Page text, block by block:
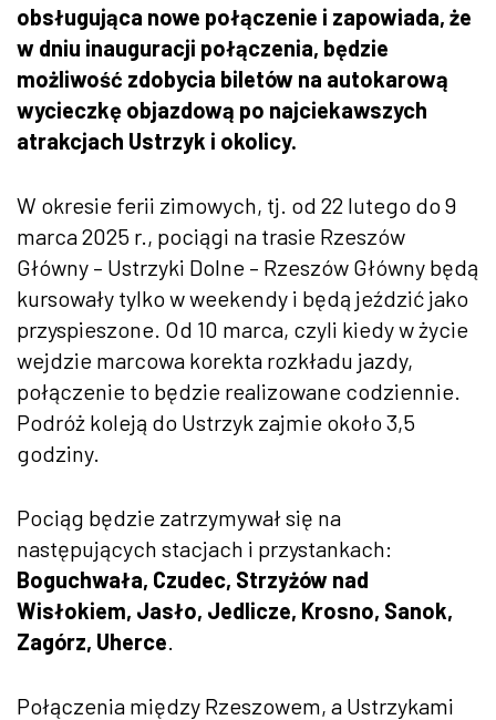
obsługująca nowe połączenie i zapowiada, że
w dniu inauguracji połączenia, będzie
możliwość zdobycia biletów na autokarową
wycieczkę objazdową po najciekawszych
atrakcjach Ustrzyk i okolicy.
W okresie ferii zimowych, tj. od 22 lutego do 9
marca 2025 r., pociągi na trasie Rzeszów
Główny – Ustrzyki Dolne – Rzeszów Główny będą
kursowały tylko w weekendy i będą jeździć jako
przyspieszone. Od 10 marca, czyli kiedy w życie
wejdzie marcowa korekta rozkładu jazdy,
połączenie to będzie realizowane codziennie.
Podróż koleją do Ustrzyk zajmie około 3,5
godziny.
Pociąg będzie zatrzymywał się na
następujących stacjach i przystankach:
Boguchwała, Czudec, Strzyżów nad
Wisłokiem, Jasło, Jedlicze, Krosno, Sanok,
Zagórz, Uherce
Połączenia między Rzeszowem, a Ustrzykami